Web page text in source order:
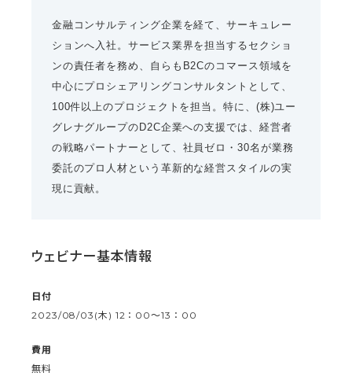
金融コンサルティング企業を経て、サーキュレー
ションへ入社。サービス業界を担当するセクショ
ンの責任者を務め、自らもB2Cのコマース領域を
中心にプロシェアリングコンサルタントとして、
100件以上のプロジェクトを担当。特に、(株)ユー
グレナグループのD2C企業への支援では、経営者
の戦略パートナーとして、社員ゼロ・30名が業務
委託のプロ人材という革新的な経営スタイルの実
現に貢献。
ウェビナー基本情報
日付
2023/08/03(木) 12：00〜13：00
費用
無料